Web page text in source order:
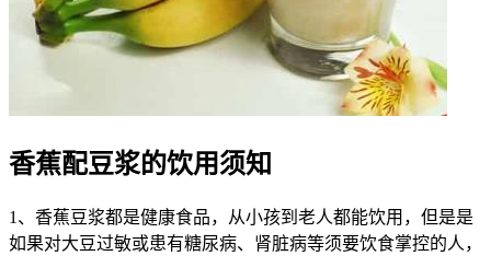
香蕉配豆浆的饮用须知
1、香蕉豆浆都是健康食品，从小孩到老人都能饮用，但是是
如果对大豆过敏或患有糖尿病、肾脏病等须要饮食掌控的人，